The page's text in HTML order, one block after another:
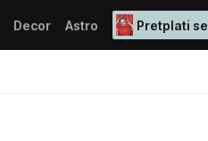
Decor Astro Pretplati se